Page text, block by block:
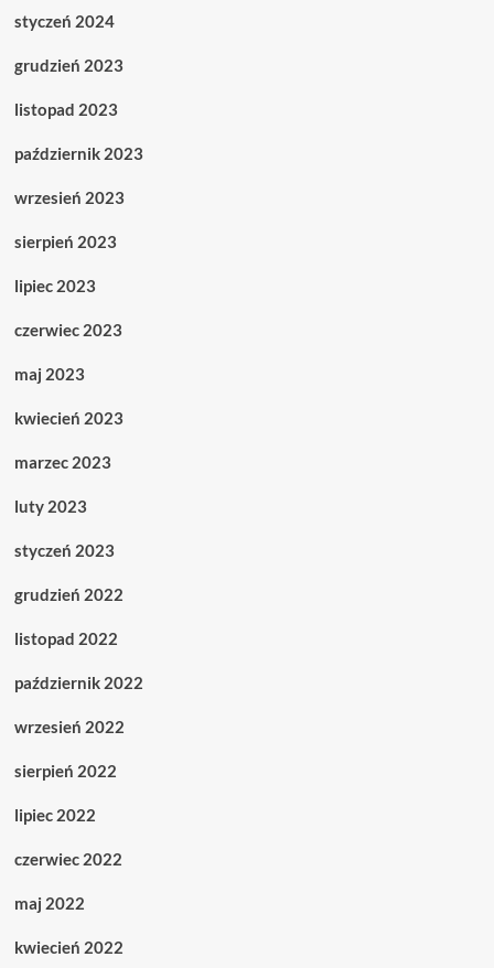
styczeń 2024
grudzień 2023
listopad 2023
październik 2023
wrzesień 2023
sierpień 2023
lipiec 2023
czerwiec 2023
maj 2023
kwiecień 2023
marzec 2023
luty 2023
styczeń 2023
grudzień 2022
listopad 2022
październik 2022
wrzesień 2022
sierpień 2022
lipiec 2022
czerwiec 2022
maj 2022
kwiecień 2022